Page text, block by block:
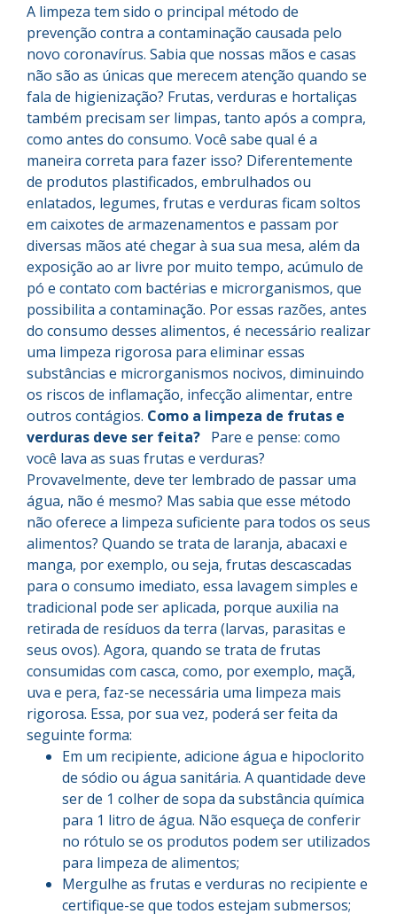
A limpeza tem sido o principal método de
prevenção contra a contaminação causada pelo
novo coronavírus. Sabia que nossas mãos e casas
não são as únicas que merecem atenção quando se
fala de higienização? Frutas, verduras e hortaliças
também precisam ser limpas, tanto após a compra,
como antes do consumo. Você sabe qual é a
maneira correta para fazer isso? Diferentemente
de produtos plastificados, embrulhados ou
enlatados, legumes, frutas e verduras ficam soltos
em caixotes de armazenamentos e passam por
diversas mãos até chegar à sua sua mesa, além da
exposição ao ar livre por muito tempo, acúmulo de
pó e contato com bactérias e microrganismos, que
possibilita a contaminação. Por essas razões, antes
do consumo desses alimentos, é necessário realizar
uma limpeza rigorosa para eliminar essas
substâncias e microrganismos nocivos, diminuindo
os riscos de inflamação, infecção alimentar, entre
outros contágios. Como a limpeza de frutas e
verduras deve ser feita? Pare e pense: como
você lava as suas frutas e verduras?
Provavelmente, deve ter lembrado de passar uma
água, não é mesmo? Mas sabia que esse método
não oferece a limpeza suficiente para todos os seus
alimentos? Quando se trata de laranja, abacaxi e
manga, por exemplo, ou seja, frutas descascadas
para o consumo imediato, essa lavagem simples e
tradicional pode ser aplicada, porque auxilia na
retirada de resíduos da terra (larvas, parasitas e
seus ovos). Agora, quando se trata de frutas
consumidas com casca, como, por exemplo, maçã,
uva e pera, faz-se necessária uma limpeza mais
rigorosa. Essa, por sua vez, poderá ser feita da
seguinte forma:
Em um recipiente, adicione água e hipoclorito
de sódio ou água sanitária. A quantidade deve
ser de 1 colher de sopa da substância química
para 1 litro de água. Não esqueça de conferir
no rótulo se os produtos podem ser utilizados
para limpeza de alimentos;
Mergulhe as frutas e verduras no recipiente e
certifique-se que todos estejam submersos;